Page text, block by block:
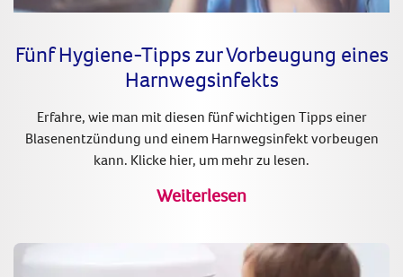
Fünf Hygiene-Tipps zur Vorbeugung eines
Harnwegsinfekts
Erfahre, wie man mit diesen fünf wichtigen Tipps einer
Blasenentzündung und einem Harnwegsinfekt vorbeugen
kann. Klicke hier, um mehr zu lesen.
Weiterlesen